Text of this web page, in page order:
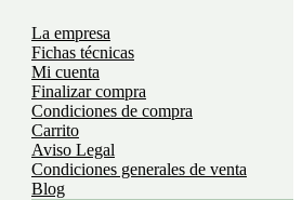
La empresa
Fichas técnicas
Mi cuenta
Finalizar compra
Condiciones de compra
Carrito
Aviso Legal
Condiciones generales de venta
Blog